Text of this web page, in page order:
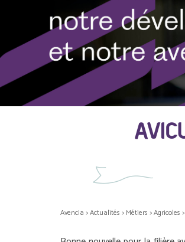
Avencia >Actualités > Métiers >Agricoles >